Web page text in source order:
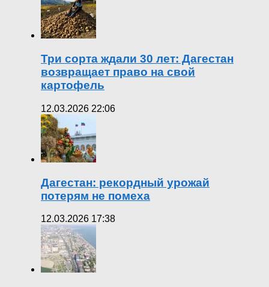
Три сорта ждали 30 лет: Дагестан
возвращает право на свой
картофель
12.03.2026 22:06
Дагестан: рекордный урожай
потерям не помеха
12.03.2026 17:38